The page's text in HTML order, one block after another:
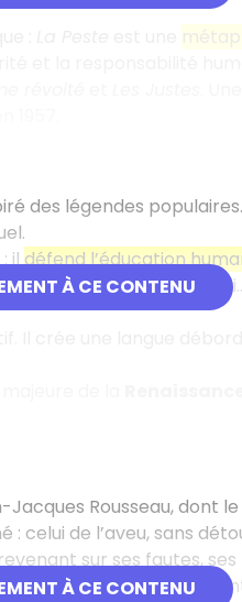
À CE CONTENU
des légendes
: ildéfend l’éducation
et l’âme. Apprendre,
À CE CONTENU
Jacques Rousseau, dont
celui de l’aveu, sans
sur ses fautes,
ces expériences